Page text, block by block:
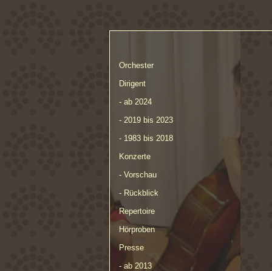
Orchester
Dirigent
- ab 2024
- 2019 bis 2023
- 1983 bis 2018
Konzerte
- Vorschau
- Rückblick
Repertoire
Hörproben
Presse
- ab 2013